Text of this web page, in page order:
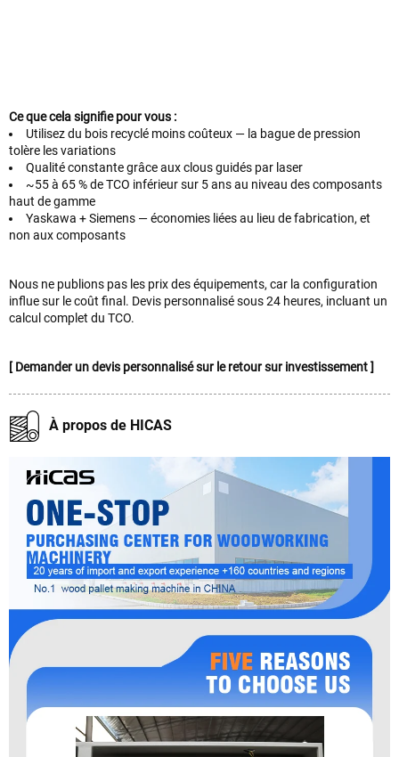
Ce que cela signifie pour vous :
Utilisez du bois recyclé moins coûteux — la bague de pression
tolère les variations
Qualité constante grâce aux clous guidés par laser
~55 à 65 % de TCO inférieur sur 5 ans au niveau des composants
haut de gamme
Yaskawa + Siemens — économies liées au lieu de fabrication, et
non aux composants
Nous ne publions pas les prix des équipements, car la configuration
influe sur le coût final. Devis personnalisé sous 24 heures, incluant un
calcul complet du TCO.
[ Demander un devis personnalisé sur le retour sur investissement ]
À propos de HICAS